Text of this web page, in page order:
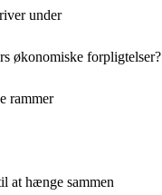
under
økonomiske forpligtelser?
rammer
at hænge sammen